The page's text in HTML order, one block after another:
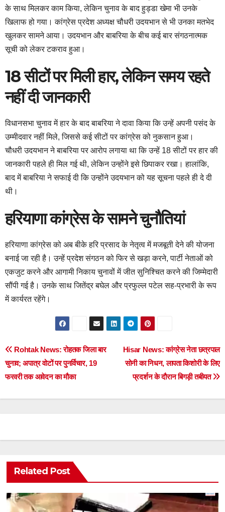
के साथ मिलकर काम किया, लेकिन चुनाव के बाद हुड्डा खेमा भी उनके
खिलाफ हो गया। कांग्रेस प्रदेश अध्यक्ष चौधरी उदयभान से भी उनका मतभेद
खुलकर सामने आया। उदयभान और बाबरिया के बीच कई बार संगठनात्मक
सूची को लेकर टकराव हुआ।
18 सीटों पर मिली हार, लेकिन समय रहते
नहीं दी जानकारी
विधानसभा चुनाव में हार के बाद बाबरिया ने दावा किया कि उन्हें अपनी पसंद के
उम्मीदवार नहीं मिले, जिससे कई सीटों पर कांग्रेस को नुकसान हुआ।
चौधरी उदयभान ने बाबरिया पर आरोप लगाया था कि उन्हें 18 सीटों पर हार की
जानकारी पहले ही मिल गई थी, लेकिन उन्होंने इसे छिपाकर रखा। हालांकि,
बाद में बाबरिया ने सफाई दी कि उन्होंने उदयभान को यह सूचना पहले ही दे दी
थी।
हरियाणा कांग्रेस के सामने चुनौतियां
हरियाणा कांग्रेस को अब बीके हरि प्रसाद के नेतृत्व में मजबूती देने की योजना
बनाई जा रही है। उन्हें प्रदेश संगठन को फिर से खड़ा करने, पार्टी नेताओं को
एकजुट करने और आगामी निकाय चुनावों में जीत सुनिश्चित करने की जिम्मेदारी
सौंपी गई है। उनके साथ जितेंद्र बघेल और प्रफुल्ल पटेल सह-प्रभारी के रूप
में कार्यरत रहेंगे।
Post
navigation
Hisar News: कांग्रेस नेता छत्रपाल
सोनी का निधन, लापता किशोरी के लिए
प्रदर्शन के दौरान बिगड़ी तबीयत
Rohtak News: रोहतक जिला बार
चुनाव; अपात्र वोटों पर पुनर्विचार, 19
फरवरी तक आवेदन का मौका
Related Post